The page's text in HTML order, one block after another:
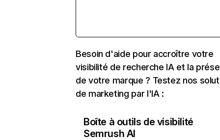
Besoin d'aide pour accroître votre
visibilité de recherche IA et la
de votre marque ? Testez nos
de marketing par l'IA :
Boîte à outils de visibilité
Semrush AI